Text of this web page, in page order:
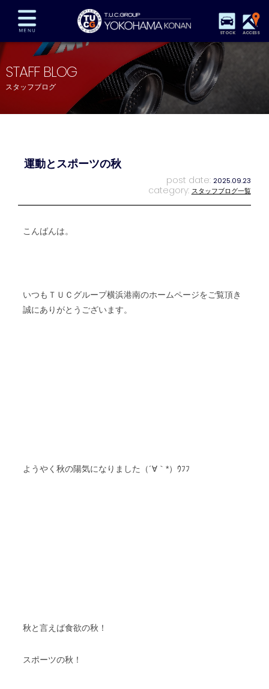
STOCK ACCESS
在庫車両情報 保証&サービス パーツリスト
TUCとは？ 店舗情報 アクセスマップ
全国納車 特別作業 注文販売
STAFF BLOG
スタッフブログ
運動とスポーツの秋
post date: 2025.09.23
category: スタッフブログ一覧
こんばんは。
いつもＴＵＣグループ横浜港南のホームページをご覧頂き
誠にありがとうございます。
ようやく秋の陽気になりました（´∀｀*）ｳﾌﾌ
秋と言えば食欲の秋！
スポーツの秋！